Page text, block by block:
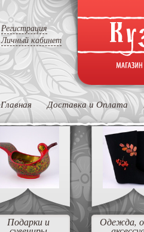
Регистрация
Личный кабинет
Главная Доставка и Оплата
Подарки и Одежда,